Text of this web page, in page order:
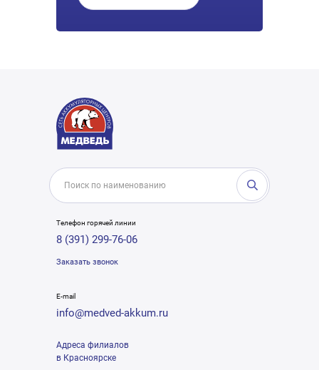
Телефон горячей линии
8 (391) 299-76-06
Заказать звонок
E-mail
info@medved-akkum.ru
Адреса филиалов
в Красноярске